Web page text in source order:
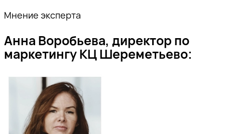
Мнение эксперта
Анна Воробьева, директор по
маркетингу КЦ Шереметьево:
Спасибо за подписку!
Мы отправили вам
проверочное письмо —
Спасибо за подписку!
Мы отправили вам
проверочное письмо —
Наш специалист свяжется с вами в
Подпишитесь, чтобы получать
тщательно отобранную экспертную
информацию о продвижении
Спасибо за подписку!
Мы отправили вам
проверочное письмо —